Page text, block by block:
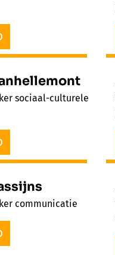
sociaal-culturele
communicatie